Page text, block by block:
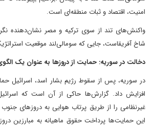
امنیت، اقتصاد و ثبات منطقه‌ای است.
واکنش‌های تند از سوی ترکیه و مصر نشان‌دهنده
شاخ آفریقاست، جایی که سومالی‌لند موقعیت
دخالت در سوریه: حمایت از دروزها به عنوان یک
در سوریه، پس از سقوط رژیم بشار اسد، اسرائیل
افزایش داد. گزارش‌ها حاکی از آن است که
غیرنظامی را از طریق پرتاب هوایی به دروزهای
این حمایت‌ها پرداخت حقوق ماهیانه به مبارزین